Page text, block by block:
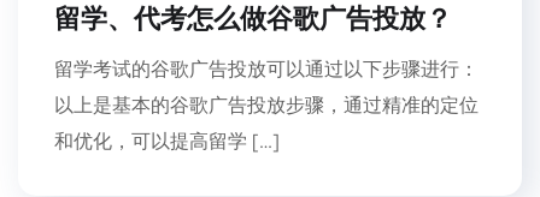
留学、代考怎么做谷歌广告投放？
留学考试的谷歌广告投放可以通过以下步骤进行：
以上是基本的谷歌广告投放步骤，通过精准的定位
和优化，可以提高留学 […]